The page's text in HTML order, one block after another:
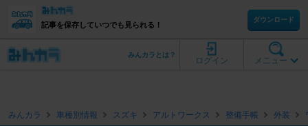
記事を保存していつでも見られる！
ダウンロード
メニュー
ログイン
みんカラとは？
みんカラ 車種別情報 スズキ アルトワークス 整備手帳 外装